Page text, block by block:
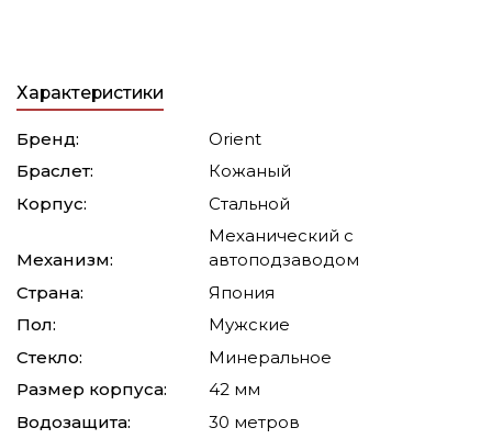
Характеристики
Бренд:
Orient
Браслет:
Кожаный
Корпус:
Стальной
Механизм:
Механический с
автоподзаводом
Страна:
Япония
Пол:
Мужские
Стекло:
Минеральное
Размер корпуса:
42 мм
Водозащита:
30 метров